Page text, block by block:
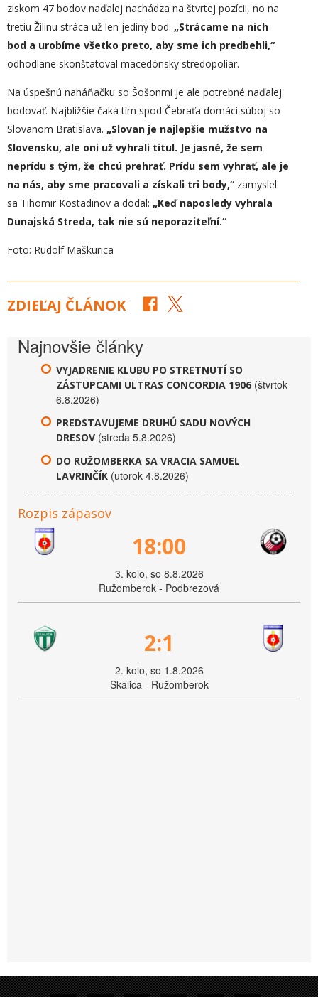
ziskom 47 bodov naďalej nachádza na štvrtej pozícii, no na
tretiu Žilinu stráca už len jediný bod. „Strácame na nich
bod a urobíme všetko preto, aby sme ich predbehli,“
odhodlane skonštatoval macedónsky stredopoliar.
Na úspešnú naháňačku so Šošonmi je ale potrebné naďalej
bodovať. Najbližšie čaká tím spod Čebraťa domáci súboj so
Slovanom Bratislava. „Slovan je najlepšie mužstvo na
Slovensku, ale oni už vyhrali titul. Je jasné, že sem
neprídu s tým, že chcú prehrať. Prídu sem vyhrať, ale je
na nás, aby sme pracovali a získali tri body,“ zamyslel
sa Tihomir Kostadinov a dodal: „Keďnaposledy vyhrala
Dunajská Streda, tak nie sú neporaziteľní.“
Foto: Rudolf Maškurica
ZDIEĽAJ ČLÁNOK
Najnovšie články
VYJADRENIE KLUBU PO STRETNUTÍ SO
ZÁSTUPCAMI ULTRAS CONCORDIA 1906 (štvrtok
6.8.2026)
PREDSTAVUJEME DRUHÚ SADU NOVÝCH
DRESOV (streda 5.8.2026)
DO RUŽOMBERKA SA VRACIA SAMUEL
LAVRINČÍK (utorok 4.8.2026)
Rozpis zápasov
18:00
3. kolo, so 8.8.2026
Ružomberok - Podbrezová
2:1
2. kolo, so 1.8.2026
Skalica - Ružomberok